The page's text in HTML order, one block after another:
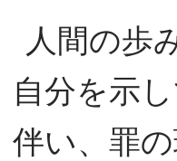
人間の歩
自分を示
伴い、罪